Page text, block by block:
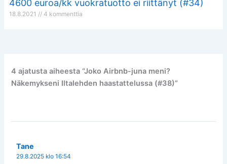
4600 euroa/kk vuokratuotto ei riittänyt (#34)
18.8.2021 4 kommenttia
4 ajatusta aiheesta “Joko Airbnb-juna meni?
Näkemykseni Iltalehden haastattelussa (#38)”
Tane
29.8.2025 klo 16:54